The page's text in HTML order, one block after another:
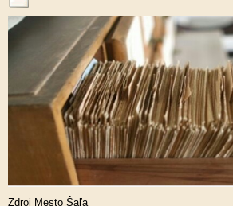
Zdroj Mesto Šaľa